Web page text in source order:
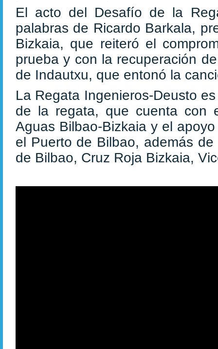
El acto del Desafío de la
palabras de Ricardo Barkala,
Bizkaia, que reiteró el
prueba y con la recuperación
de Indautxu, que entonó la
La Regata Ingenieros-Deusto
de la regata, que cuenta con
Aguas Bilbao-Bizkaia y el
el Puerto de Bilbao, además
de Bilbao, Cruz Roja Bizkaia,